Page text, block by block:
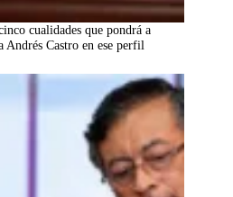
cualidades que pondrá a
Andrés Castro en ese perfil